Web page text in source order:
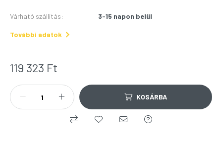
Várható szállítás: 3-15 napon belül
További adatok
119 323 Ft
KOSÁRBA